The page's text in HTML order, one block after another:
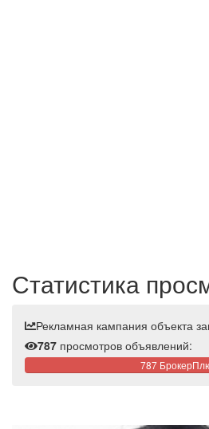
Статистика
Рекламная кампания объекта
787 просмотров объявлений:
787